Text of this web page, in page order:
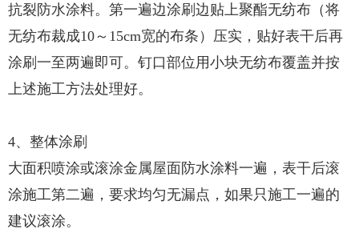
抗裂防水涂料。第一遍边涂刷边贴上聚酯无纺布（将
无纺布裁成10～15cm宽的布条）压实，贴好表干后再
涂刷一至两遍即可。钉口部位用小块无纺布覆盖并按
上述施工方法处理好。
4、整体涂刷
大面积喷涂或滚涂金属屋面防水涂料一遍，表干后滚
涂施工第二遍，要求均匀无漏点，如果只施工一遍的
建议滚涂。